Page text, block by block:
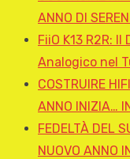
ANNO DI
FiiO K13 R2R:
Analogico nel
COSTRUIRE
ANNO INIZIA…
FEDELTÀ DEL
NUOVO ANNO